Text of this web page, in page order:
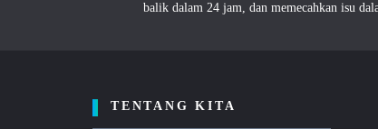
balik dalam 24 jam, dan memecahkan isu
TENTANG KITA